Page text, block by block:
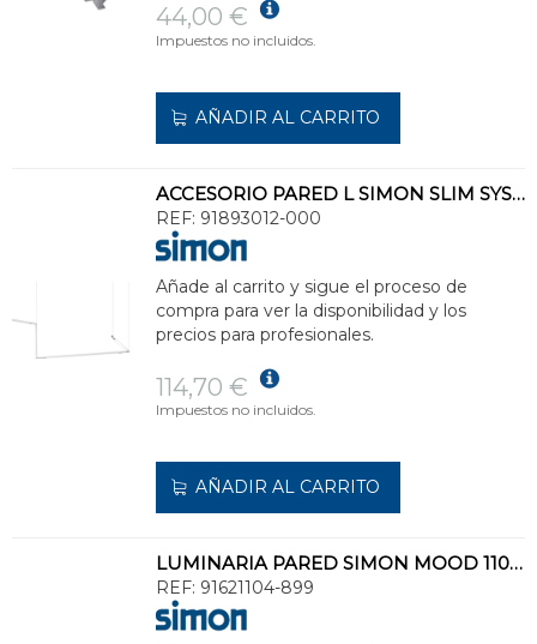
44,00 €
Impuestos no incluidos.
AÑADIR AL CARRITO
ACCESORIO PARED L SIMON SLIM SYSTEM 48V BLANCO
REF: 91893012-000
Añade al carrito y sigue el proceso de
compra para ver la disponibilidad y los
precios para profesionales.
114,70 €
Impuestos no incluidos.
AÑADIR AL CARRITO
LUMINARIA PARED SIMON MOOD 110 2200-4000K
REF: 91621104-899